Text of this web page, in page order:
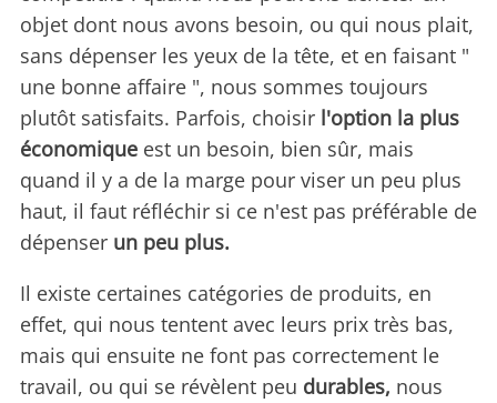
objet dont nous avons besoin, ou qui nous plait,
sans dépenser les yeux de la tête, et en faisant "
une bonne affaire ", nous sommes toujours
plutôt satisfaits. Parfois, choisir l'option la plus
économique est un besoin, bien sûr, mais
quand il y a de la marge pour viser un peu plus
haut, il faut réfléchir si ce n'est pas préférable de
dépenser un peu plus.
Il existe certaines catégories de produits, en
effet, qui nous tentent avec leurs prix très bas,
mais qui ensuite ne font pas correctement le
travail, ou qui se révèlent peu durables, nous